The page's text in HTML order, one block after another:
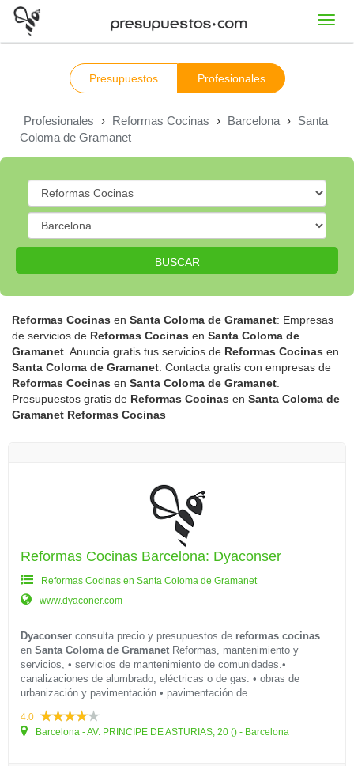
Presupuestos Profesionales
Profesionales › Reformas Cocinas › Barcelona › Santa
Coloma de Gramanet
BUSCAR
Reformas Cocinas en Santa Coloma de Gramanet: Empresas
de servicios de Reformas Cocinas en Santa Coloma de
Gramanet . Anuncia gratis tus servicios de Reformas Cocinas en
Santa Coloma de Gramanet . Contacta gratis con empresas de
Reformas Cocinas en Santa Coloma de Gramanet
Presupuestos gratis de Reformas Cocinas en Santa Coloma de
Gramanet Reformas Cocinas
Reformas Cocinas Barcelona: Dyaconser
Reformas Cocinas en Santa Coloma de Gramanet
www.dyaconer.com
Dyaconser consulta precio y presupuestos de reformas cocinas
en Santa Coloma de Gramanet Reformas, mantenimiento y
servicios, • servicios de mantenimiento de comunidades.•
canalizaciones de alumbrado, eléctricas o de gas. • obras de
urbanización y pavimentación • pavimentación de...
4.0
Barcelona - AV. PRINCIPE DE ASTURIAS, 20 () - Barcelona